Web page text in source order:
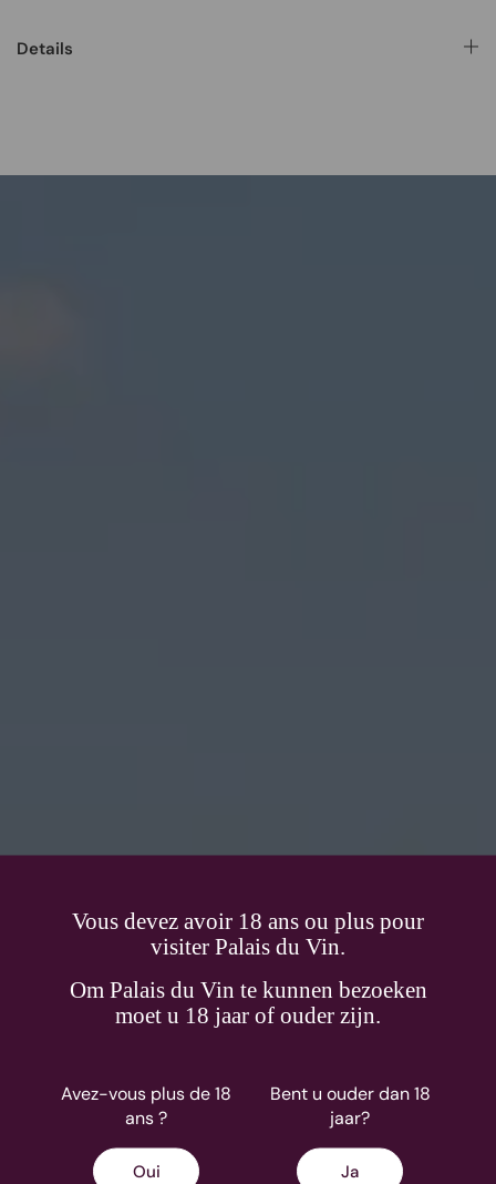
Vous devez avoir 18 ans ou plus pour
visiter Palais du Vin.
Om Palais du Vin te kunnen bezoeken
moet u 18 jaar of ouder zijn.
Avez-vous plus de 18
ans ?
Oui
Bent u ouder dan 18
jaar?
Ja
Details
Fernand Engel